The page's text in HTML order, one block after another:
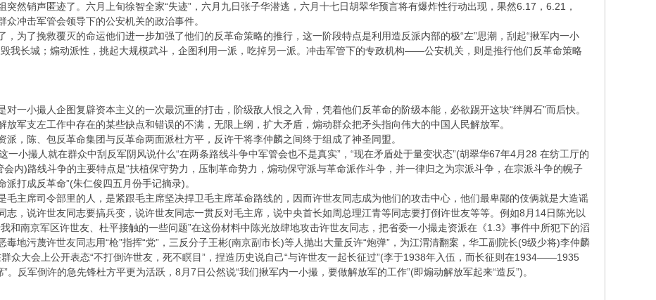
销声匿迹了。六月上旬徐智全家“失迹”，六月九日张子华潜逃，六月十七日胡翠华预言将有爆炸性行动出现，果然6.17，6.21，
众冲击军管会领导下的公安机关的政治事件。
了挽救覆灭的命运他们进一步加强了他们的反革命策略的推行，这一阶段特点是利用造反派内部的极“左”思潮，刮起“揪军内一小
我长城；煽动派性，挑起大规模武斗，企图利用一派，吃掉另一派。冲击军管下的专政机构——公安机关，则是推行他们反革命策略
小撮人企图复辟资本主义的一次最沉重的打击，阶级敌人恨之入骨，凭着他们反革命的阶级本能，必欲踢开这块“绊脚石”而后快。
军支左工作中存在的某些缺点和错误的不满，无限上纲，扩大矛盾，煽动群众把矛头指向伟大的中国人民解放军。
，陈、包反革命集团与反革命两面派杜方平，反许干将李仲麟之间终于组成了神圣同盟。
小撮人就在群众中刮反军阴风说什么“在两条路线斗争中军管会也不是真实”，“现在矛盾处于量变状态”(胡翠华67年4月28 在纺工厅的
内)路线斗争的主要特点是“扶植保守势力，压制革命势力，煽动保守派与革命派作斗争，并一律归之为宗派斗争，在宗派斗争的幌子
打成反革命”(朱仁俊四五月份手记摘录)。
主席司令部里的人，是紧跟毛主席坚决捍卫毛主席革命路线的，因而许世友同志成为他们的攻击中心，他们最卑鄙的伎俩就是大造谣
志，说许世友同志要搞兵变，说许世友同志一贯反对毛主席，说中央首长如周总理江青等同志要打倒许世友等等。例如8月14日陈光以
和南京军区许世友、杜平接触的一些问题”在这份材料中陈光放肆地攻击许世友同志，把省委一小撮走资派在《1.3》事件中所犯下的滔
毒地污蔑许世友同志用“枪”指挥“党”，三反分子王彬(南京副市长)等人抛出大量反许“炮弹”，为江渭清翻案，华工副院长(9级少将)李仲麟
众大会上公开表态“不打倒许世友，死不瞑目”，捏造历史说自己“与许世友一起长征过”(李于1938年入伍，而长征则在1934——1935
。反军倒许的急先锋杜方平更为活跃，8月7日公然说“我们揪军内一小撮，要做解放军的工作”(即煽动解放军起来“造反”)。